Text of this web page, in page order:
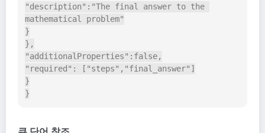
"description":"The final answer to the
mathematical problem"
}
},
"additionalProperties":false,
"required": ["steps","final_answer"]
}